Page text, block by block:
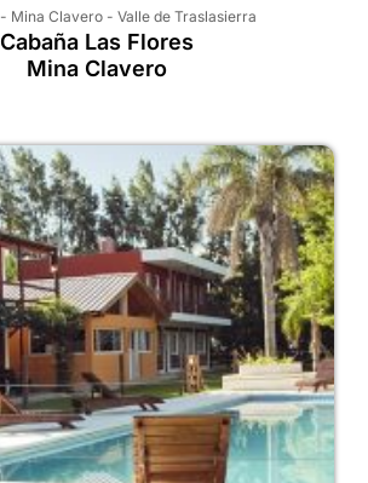
- Mina Clavero - Valle de Traslasierra
Cabaña Las Flores
Mina Clavero